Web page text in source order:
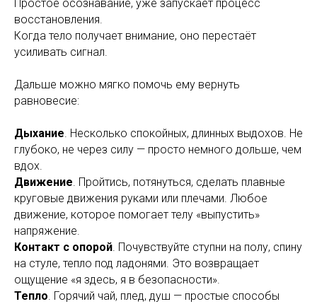
Простое осознавание, уже запускает процесс
восстановления.
Когда тело получает внимание, оно перестаёт
усиливать сигнал.
Дальше можно мягко помочь ему вернуть
равновесие:
Дыхание . Несколько спокойных, длинных выдохов. Не
глубоко, не через силу — просто немного дольше, чем
вдох.
Движение . Пройтись, потянуться, сделать плавные
круговые движения руками или плечами. Любое
движение, которое помогает телу «выпустить»
напряжение.
Контакт с опорой . Почувствуйте ступни на полу, спину
на стуле, тепло под ладонями. Это возвращает
ощущение «я здесь, я в безопасности».
Тепло . Горячий чай, плед, душ — простые способы